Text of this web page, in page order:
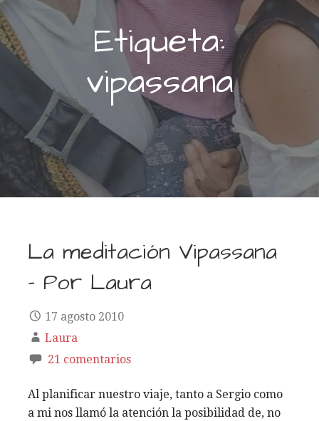
Etiqueta:
vipassana
La meditación Vipassana
– Por Laura
17 agosto 2010
Laura
21 comentarios
Al planificar nuestro viaje, tanto a Sergio como
a mi nos llamó la atención la posibilidad de, no